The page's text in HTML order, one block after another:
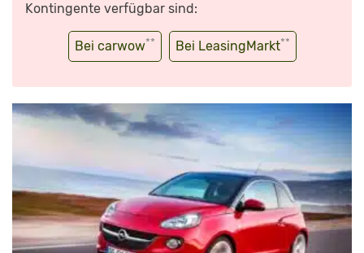
Kontingente verfügbar sind:
Bei carwow** Bei LeasingMarkt**